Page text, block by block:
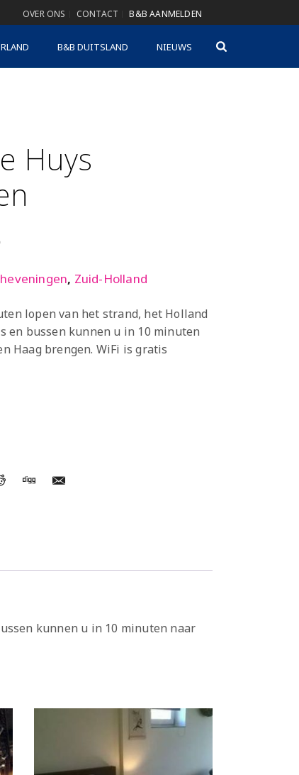
OVER ONS CONTACT B&B AANMELDEN
B&B DUITSLAND NIEUWS
Huys
, Zuid-Holland
lopen van het strand, het Holland
en bussen kunnen u in 10 minuten
Haag brengen. WiFi is gratis
kunnen u in 10 minuten naar